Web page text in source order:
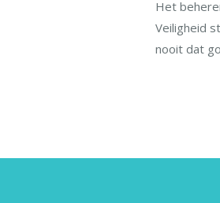
Het
Veiligheid
nooit dat